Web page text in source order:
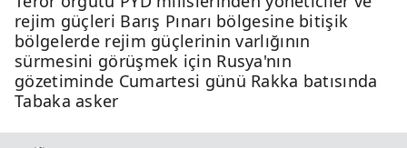
rejim güçleri Barış Pınarı bölgesine bitişik
bölgelerde rejim güçlerinin varlığının
sürmesini görüşmek için Rusya'nın
gözetiminde Cumartesi günü Rakka batısında
Tabaka asker